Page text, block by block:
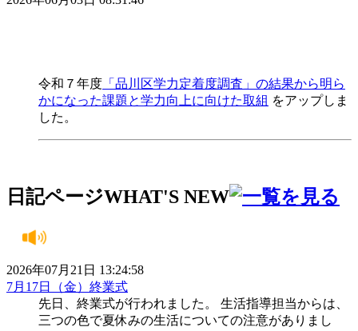
令和７年度 「品川区学力定着度調査」の結果から明ら
かになった課題と学力向上に向けた取組 をアップしま
した。
日記ページWHAT'S NEW
2026年07月21日 13:24:58
7月17日（金）終業式
先日、終業式が行われました。 生活指導担当からは、
三つの色で夏休みの生活についての注意がありまし